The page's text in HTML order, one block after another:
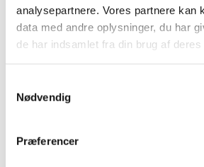
analysepartnere. Vores partnere kan
data med andre oplysninger, du har
de har indsamlet fra din brug af deres
Nødvendig
Præferencer
25.04.22 INTERVIEW
Familiedyr
Frikaniner til
nye sort, men
flest